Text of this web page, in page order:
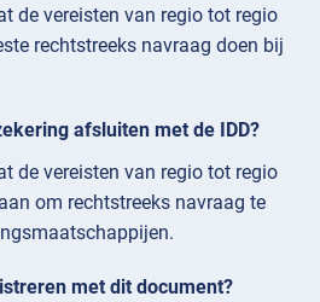
de vereisten van regio tot regio
rechtstreeks navraag doen bij
afsluiten met de IDD?
de vereisten van regio tot regio
om rechtstreeks navraag te
met dit document?